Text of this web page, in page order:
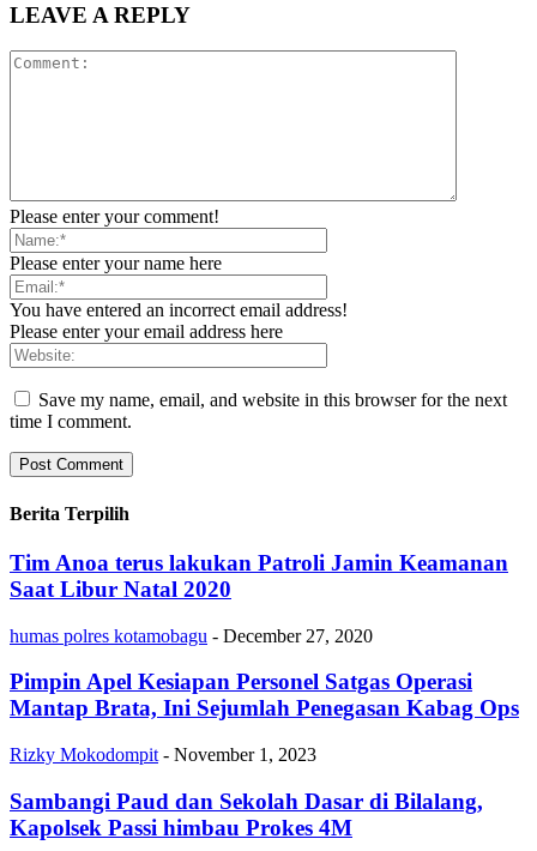
LEAVE A REPLY
Please enter your comment!
Please enter your name here
You have entered an incorrect email address!
Please enter your email address here
Save my name, email, and website in this browser for the next
time I comment.
Berita Terpilih
Tim Anoa terus lakukan Patroli Jamin Keamanan
Saat Libur Natal 2020
humas polres kotamobagu - December 27, 2020
Pimpin Apel Kesiapan Personel Satgas Operasi
Mantap Brata, Ini Sejumlah Penegasan Kabag Ops
Rizky Mokodompit - November 1, 2023
Sambangi Paud dan Sekolah Dasar di Bilalang,
Kapolsek Passi himbau Prokes 4M